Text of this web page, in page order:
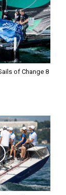
of Change 8